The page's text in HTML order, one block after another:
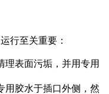
行至关重要：
理表面污垢，并用专用
用胶水于插口外侧，然